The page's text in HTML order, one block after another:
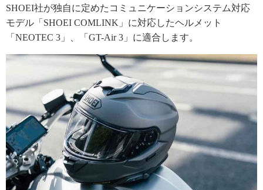
SHOEI社が独自に定めたコミュニケーションシステム対応
モデル「SHOEI COMLINK」に対応したヘルメット
「NEOTEC 3」、「GT-Air 3」に適合します。